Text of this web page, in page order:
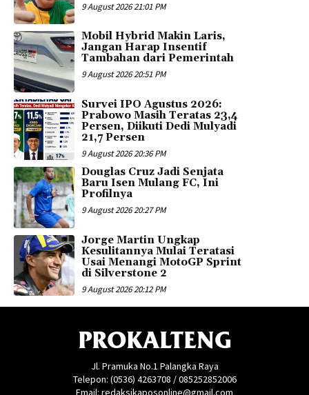
9 August 2026 21:01 PM
Mobil Hybrid Makin Laris,
Jangan Harap Insentif
Tambahan dari Pemerintah
9 August 2026 20:51 PM
Survei IPO Agustus 2026:
Prabowo Masih Teratas 23,4
Persen, Diikuti Dedi Mulyadi
21,7 Persen
9 August 2026 20:36 PM
Douglas Cruz Jadi Senjata
Baru Isen Mulang FC, Ini
Profilnya
9 August 2026 20:27 PM
Jorge Martin Ungkap
Kesulitannya Mulai Teratasi
Usai Menangi MotoGP Sprint
di Silverstone 2
9 August 2026 20:12 PM
PROKALTENG
Jl. Pramuka No.1 Palangka Raya
Telepon: (0536) 4263708 / 085252852006
Email: redaksikaposonline@gmail.com